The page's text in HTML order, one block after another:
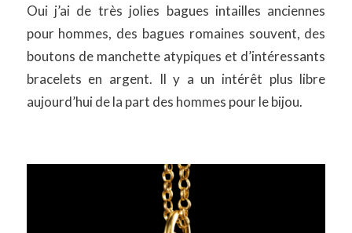
Oui j’ai de très jolies bagues intailles anciennes
pour hommes, des bagues romaines souvent, des
boutons de manchette atypiques et d’intéressants
bracelets en argent. Il y a un intérêt plus libre
aujourd’hui de la part des hommes pour le bijou.